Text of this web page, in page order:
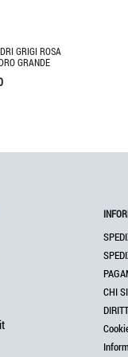
GRIGI ROSA
GRANDE
CHI